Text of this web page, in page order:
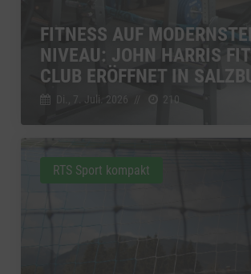
FITNESS AUF
NIVEAU: JOHN HARRIS
CLUB ERÖFFNET IN
Di., 7. Juli. 2026 210
RTS Sport kompakt